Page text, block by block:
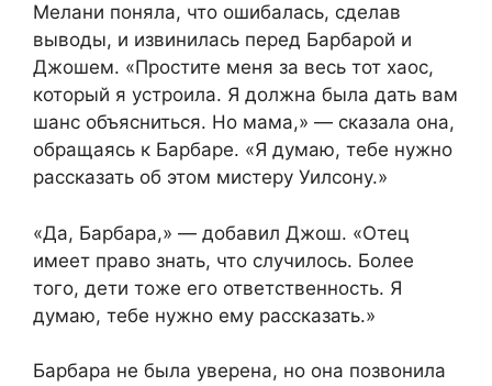
Мелани поняла, что ошибалась, сделав
выводы, и извинилась перед Барбарой и
Джошем. «Простите меня за весь тот хаос,
который я устроила. Я должна была дать вам
шанс объясниться. Но мама,» — сказала она,
обращаясь к Барбаре. «Я думаю, тебе нужно
рассказать об этом мистеру Уилсону.»
«Да, Барбара,» — добавил Джош. «Отец
имеет право знать, что случилось. Более
того, дети тоже его ответственность. Я
думаю, тебе нужно ему рассказать.»
Барбара не была уверена, но она позвонила